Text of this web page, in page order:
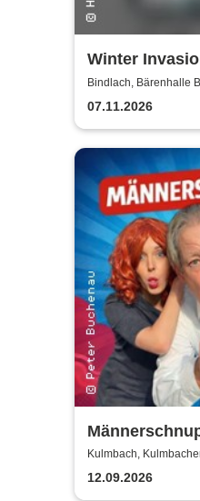
Winter
Bindlach, Bärenhalle
07.11.2026
Buchenau
Kulmbach,
12.09.2026